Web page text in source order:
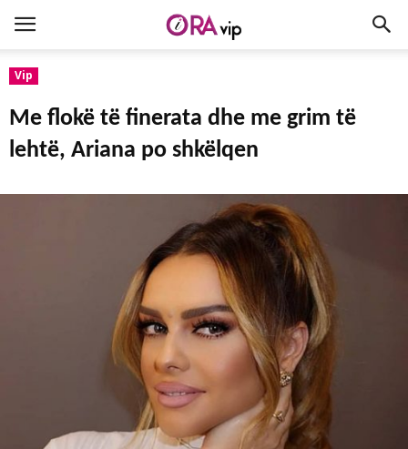
Vip
Me flokë të finerata dhe me grim të
lehtë, Ariana po shkëlqen